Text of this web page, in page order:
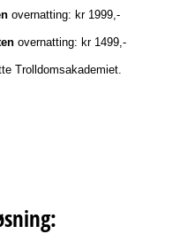
overnatting: kr 1999,-
overnatting: kr 1499,-
Trolldomsakademiet.